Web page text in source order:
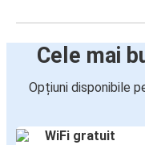
Cele mai
Opțiuni disponibile
WiFi gratuit